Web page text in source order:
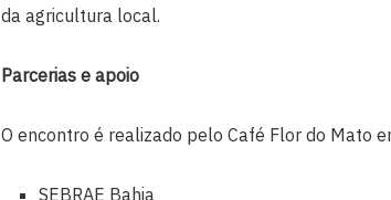
da agricultura local.
Parcerias e apoio
O encontro é realizado pelo Café Flor do Mato
SEBRAE Bahia